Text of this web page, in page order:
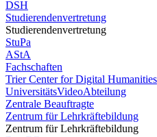
DSH
Studierendenvertretung
Studierendenvertretung
StuPa
AStA
Fachschaften
Trier Center for Digital Humanities
UniversitätsVideoAbteilung
Zentrale Beauftragte
Zentrum für Lehrkräftebildung
Zentrum für Lehrkräftebildung